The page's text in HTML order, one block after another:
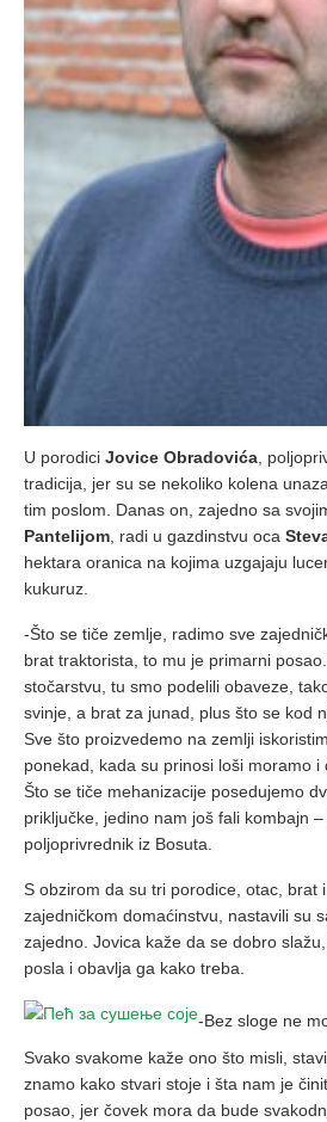
U porodici Jovice Obradovića ,
tradicija, jer su se nekoliko kolena
tim poslom. Danas on, zajedno sa
Pantelijom , radi u gazdinstvu oca
hektara oranica na kojima uzgajaju
kukuruz.
-Što se tiče zemlje, radimo sve
brat traktorista, to mu je primarni
stočarstvu, tu smo podelili obaveze,
svinje, a brat za junad, plus što se kod
Sve što proizvedemo na zemlji
ponekad, kada su prinosi loši moramo i
Što se tiče mehanizacije posedujemo
priključke, jedino nam još fali kombajn
poljoprivrednik iz Bosuta.
S obzirom da su tri porodice, otac, brat
zajedničkom domaćinstvu, nastavili su
zajedno. Jovica kaže da se dobro
posla i obavlja ga kako treba.
-Bez sloge ne
Svako svakome kaže ono što misli,
znamo kako stvari stoje i šta nam je
posao, jer čovek mora da bude